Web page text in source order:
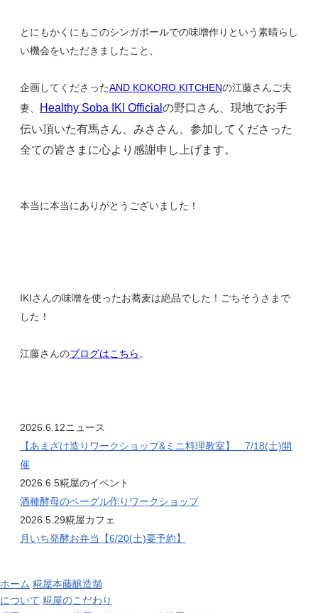
とにもかくにもこのシンガポールでの味噌作りという素晴らし
い機会をいただきましたこと、
企画してくださったAND KOKORO KITCHENの江藤さんご夫
妻、
Healthy Soba IKI Official の野口さん、現地でお手
伝い頂いた有馬さん、みささん、参加してくださった
全ての皆さまに心より感謝申し上げます。
本当に本当にありがとうございました！
IKIさんの味噌を使ったお蕎麦は絶品でした！ごちそうさまで
した！
江藤さんのブログはこちら 。
2026.6.12ニュース
【あまざけ造りワークショップ&ミニ料理教室】 7/18(土)開
催
2026.6.5糀屋のイベント
酒種酵母のベーグル作りワークショップ
2026.5.29糀屋カフェ
月いち発酵お弁当【6/20(土)要予約】
ホーム 糀屋本藤醸造舗
について 糀屋のこだわり